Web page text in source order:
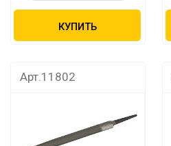
КУПИТЬ
Арт.11802